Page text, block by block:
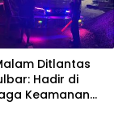
Ditlantas
Hadir di
Keamanan